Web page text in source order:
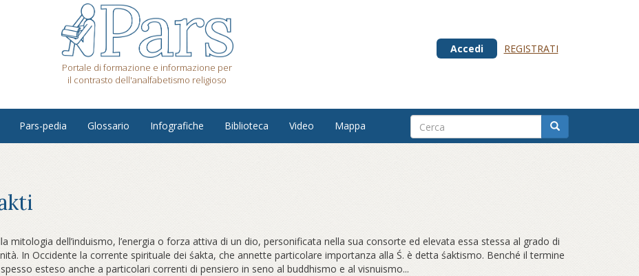
Portale di formazione e informazione per
il contrasto dell'analfabetismo religioso
Accedi REGISTRATI
Pars-pedia Glossario Infografiche Biblioteca Video Mappa
mitologia dell’induismo, l’energia o forza attiva di un dio, personificata nella sua consorte ed elevata essa stessa al grado di
In Occidente la corrente spirituale dei śakta, che annette particolare importanza alla Ś. è detta śaktismo. Benché il termine
esteso anche a particolari correnti di pensiero in seno al buddhismo e al visnuismo...